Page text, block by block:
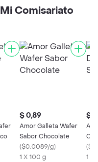
Comisariato
$ 0,89
Amor Galleta Wafer
Sabor Chocolate
($0.0089/g)
1 X 100 g
$
(
1 X